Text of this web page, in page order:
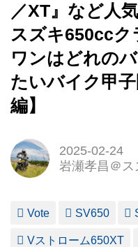
／XT』など人
スズキ650ccク
ワンはどれの
たいバイク甲
編】
2025-02-24
岩瀬孝昌＠
Vote SV650
Vストローム650XT